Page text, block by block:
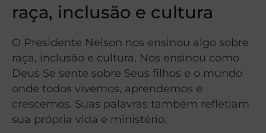
raça, inclusão e cultura
O Presidente Nelson nos ensinou algo sobre
raça, inclusão e cultura. Nos ensinou como
Deus Se sente sobre Seus filhos e o mundo
onde todos vivemos, aprendemos e
crescemos. Suas palavras também refletiam
sua própria vida e ministério.